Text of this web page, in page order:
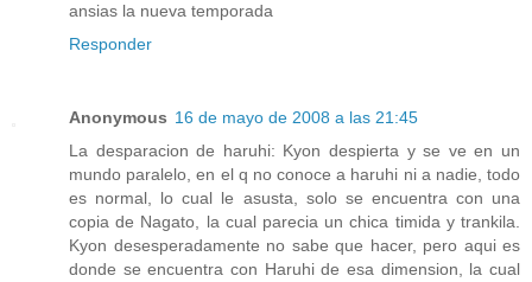
ansias la nueva temporada
Responder
Anonymous 16 de mayo de 2008 a las 21:45
La desparacion de haruhi: Kyon despierta y se ve en un
mundo paralelo, en el q no conoce a haruhi ni a nadie, todo
es normal, lo cual le asusta, solo se encuentra con una
copia de Nagato, la cual parecia un chica timida y trankila.
Kyon desesperadamente no sabe que hacer, pero aqui es
donde se encuentra con Haruhi de esa dimension, la cual